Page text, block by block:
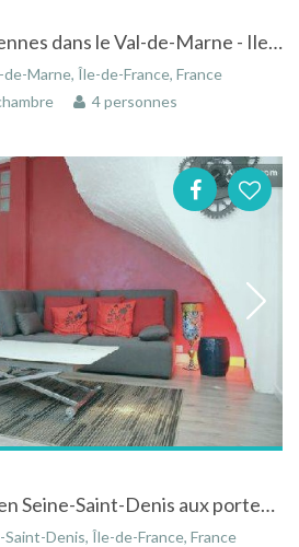
Appartement à Vincennes dans le Val-de-Marne - Ile-de-France
Marne, Île-de-France, France
4 personnes
Atelier loft aux Lilas en Seine-Saint-Denis aux portes de Paris
Saint-Denis, Île-de-France, France